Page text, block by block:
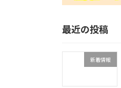
最近の投稿
新着情報